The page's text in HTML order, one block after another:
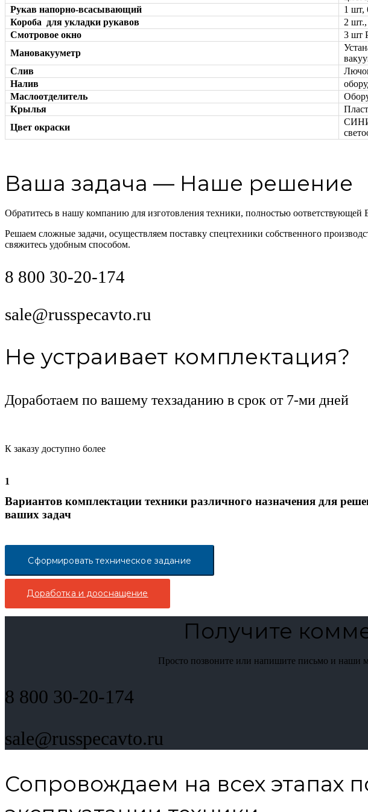
Рукав напорно-всасывающий
1 шт,
Короба для укладки рукавов
2
Смотровое окно
3 шт
Мановакууметр
Слив
Налив
Маслоотделитель
Крылья
Цвет окраски
Ваша задача — Наше решение
Обратитесь в нашу компанию для изготовления техники, полностью
Решаем сложные задачи, осуществляем поставку спецтехники собственного
свяжитесь удобным способом.
8 800 30-20-174
sale@russpecavto.ru
Не устраивает комплектация?
Доработаем по вашему техзаданию в срок от 7-ми дней
К заказу доступно более
1
Вариантов комплектации техники различного назначения для
ваших задач
Сформировать техническое задание
Доработка и дооснащение
Получите
Просто позвоните или напишите письмо и наши
8 800 30-20-174
sale@russpecavto.ru
Сопровождаем на всех этапах